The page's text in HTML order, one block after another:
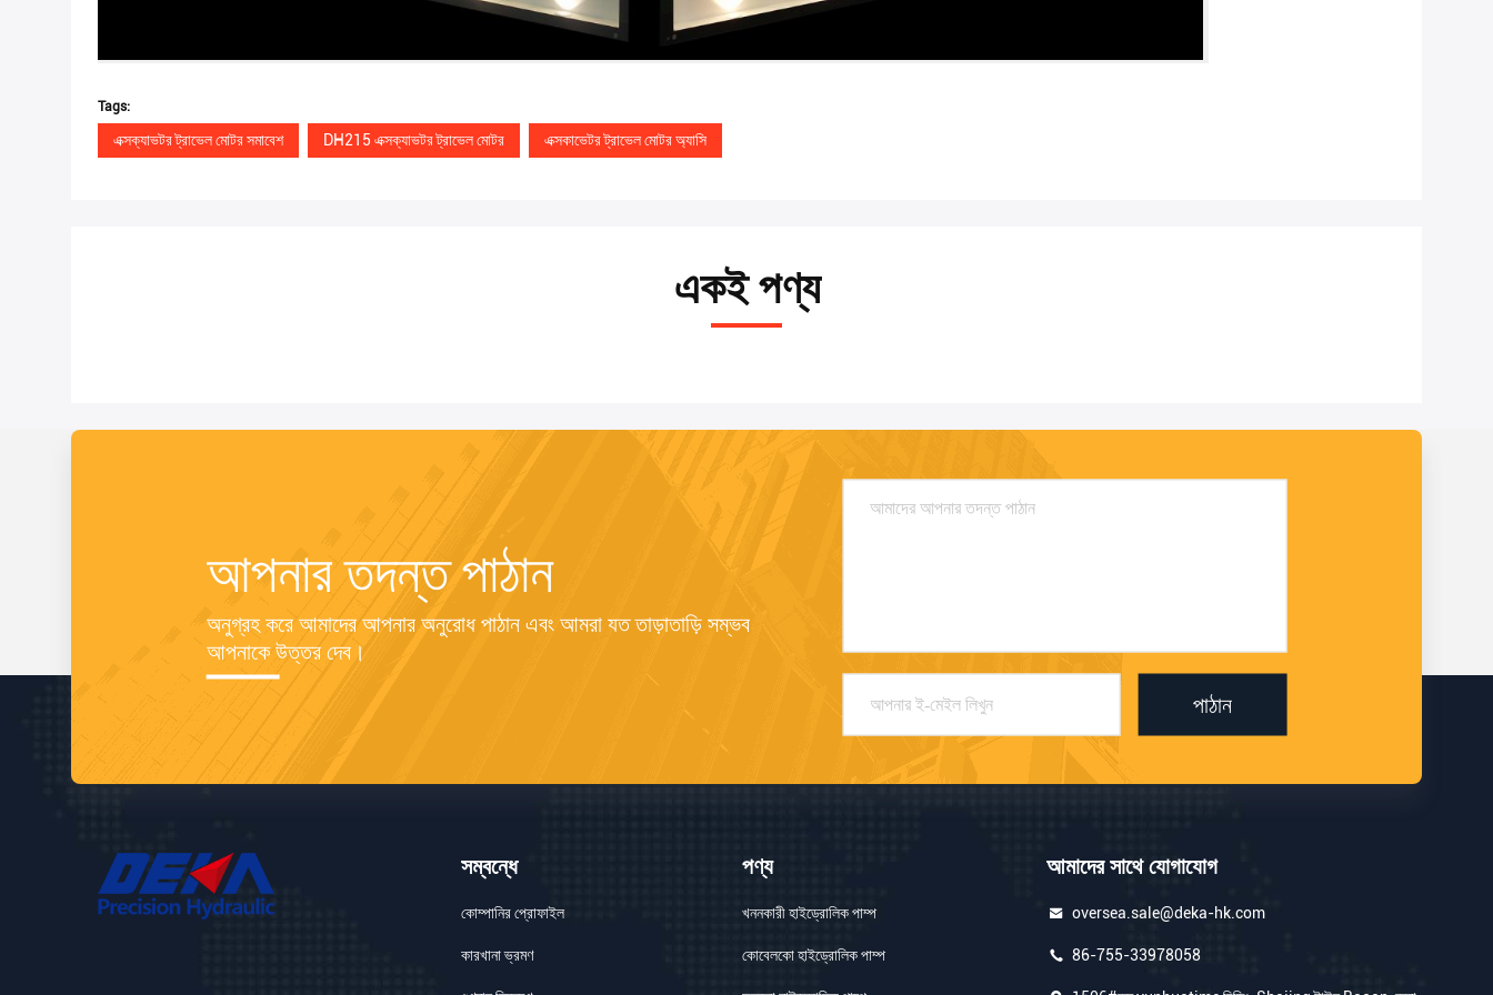
Tags:
এক্সক্যাভটর ট্রাভেল মোটর সমাবেশ DH215 এক্সক্যাভটর ট্রাভেল মোটর এক্সকাভেটর ট্রাভেল মোটর অ্যাসি
একই পণ্য
আপনার তদন্ত পাঠান
অনুগ্রহ করে আমাদের আপনার অনুরোধ পাঠান এবং আমরা যত তাড়াতাড়ি সম্ভব
আপনাকে উত্তর দেব।
পাঠান
সম্বন্ধে
কোম্পানির প্রোফাইল
কারখানা ভ্রমণ
পণ্য
খননকারী হাইড্রোলিক পাম্প
কোবেলকো হাইড্রোলিক পাম্প
আমাদের সাথে যোগাযোগ
oversea.sale@deka-hk.com
86-755-33978058